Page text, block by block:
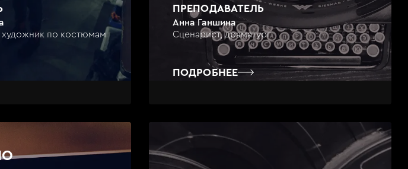
по костюмам
ПРЕПОДАВАТЕЛЬ
Анна Ганшина
Сценарист, драматург
ПОДРОБНЕЕ